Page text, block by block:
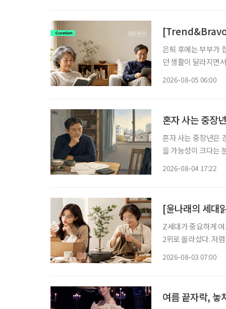
[Trend&Bravo]
은퇴 후에는 부부가
던 생활이 달라지면
2026-08-05 06:00
혼자 사는 중장
혼자 사는 중장년은
을 가능성이 크다는
2026-08-04 17:22
[윤나래의 세대
Z세대가 중요하게
2위로 올라섰다. 저
2026-08-03 07:00
여름 끝자락, 놓